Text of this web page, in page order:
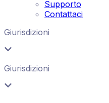
Supporto
Contattaci
Giurisdizioni
Giurisdizioni